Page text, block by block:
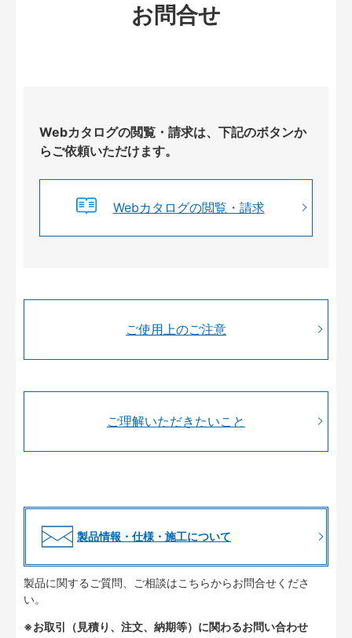
お問合せ
Webカタログの閲覧・請求は、下記のボタンか
らご依頼いただけます。
Webカタログの閲覧・請求
ご使用上のご注意
ご理解いただきたいこと
製品情報・仕様・施工について
製品に関するご質問、ご相談はこちらからお問合せくださ
い。
※お取引（見積り、注文、納期等）に関わるお問い合わせ